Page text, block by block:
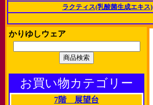
ラクティス(乳酸菌生成エキス)
かりゆしウェア
お買い物カテゴリー
7階 展望台